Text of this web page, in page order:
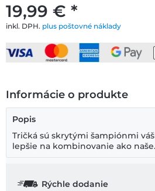
19,99 € *
inkl. DPH. plus poštovné náklady
Informácie o produkte
Popis
Tričká sú skrytými šampiónmi
lepšie na kombinovanie ako
Rýchle dodanie